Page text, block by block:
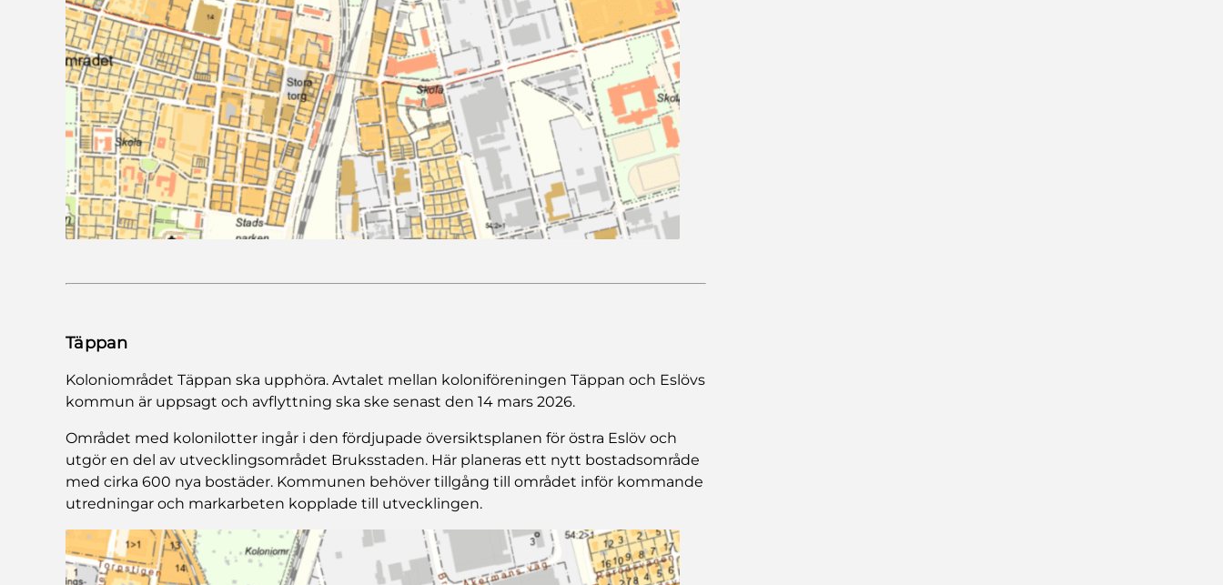
Täppan
Koloniområdet Täppan ska upphöra. Avtalet mellan koloniföreningen Täppan och Eslövs
kommun är uppsagt och avflyttning ska ske senast den 14 mars 2026.
Området med kolonilotter ingår i den fördjupade översiktsplanen för östra Eslöv och
utgör en del av utvecklingsområdet Bruksstaden. Här planeras ett nytt bostadsområde
med cirka 600 nya bostäder. Kommunen behöver tillgång till området inför kommande
utredningar och markarbeten kopplade till utvecklingen.